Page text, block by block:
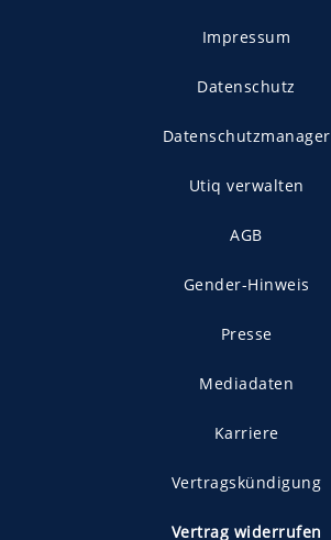
Impressum
Datenschutz
Datenschutzmanager
Utiq verwalten
AGB
Gender-Hinweis
Presse
Mediadaten
Karriere
Vertragskündigung
Vertrag widerrufen